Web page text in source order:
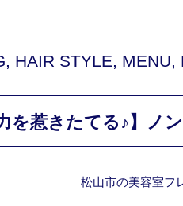
, HAIR STYLE, MENU,
を惹きたてる♪】ノ
松山市の美容室フ